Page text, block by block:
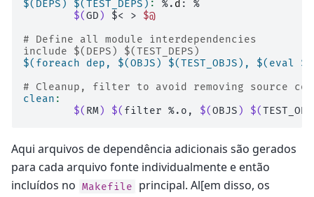
$(DEPS) $(TEST_DEPS) : %. d
$(GD ) $< >
$@
# Define all module interdependencies
include $(DEPS) $(TEST_DEPS)
$(foreach dep, $(OBJS) $(TEST_OBJS), $(eval
# Cleanup, filter to avoid removing source
clean :
$( RM) $( filter %.o, $(OBJS ) $(
Aqui arquivos de dependência adicionais são gerados
para cada arquivo fonte individualmente e então
incluídos no Makefile
principal. Al[em disso, os